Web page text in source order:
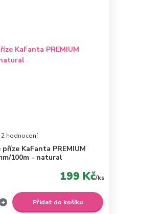
2 hodnocení
příze KaFanta PREMIUM
100m - natural
199 Kč/ks
Přidat do košíku